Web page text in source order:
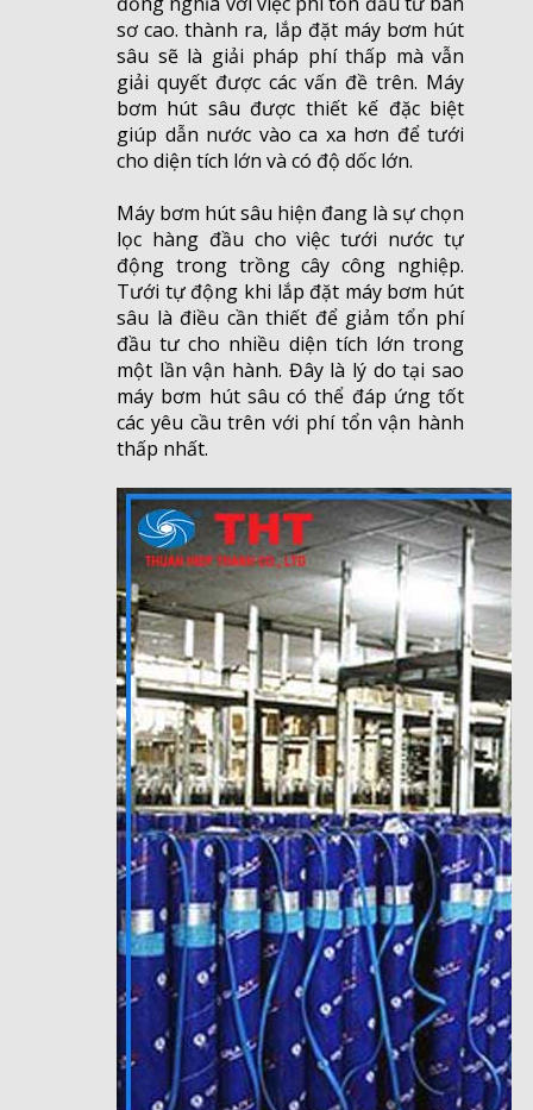
sơ cao. thành ra, lắp đặt máy bơm hút
sâu sẽ là giải pháp phí thấp mà vẫn
giải quyết được các vấn đề trên. Máy
bơm hút sâu được thiết kế đặc biệt
giúp dẫn nước vào ca xa hơn để tưới
cho diện tích lớn và có độ dốc lớn.
Máy bơm hút sâu hiện đang là sự chọn
lọc hàng đầu cho việc tưới nước tự
động trong trồng cây công nghiệp.
Tưới tự động khi lắp đặt máy bơm hút
sâu là điều cần thiết để giảm tổn phí
đầu tư cho nhiều diện tích lớn trong
một lần vận hành. Đây là lý do tại sao
máy bơm hút sâu có thể đáp ứng tốt
các yêu cầu trên với phí tổn vận hành
thấp nhất.